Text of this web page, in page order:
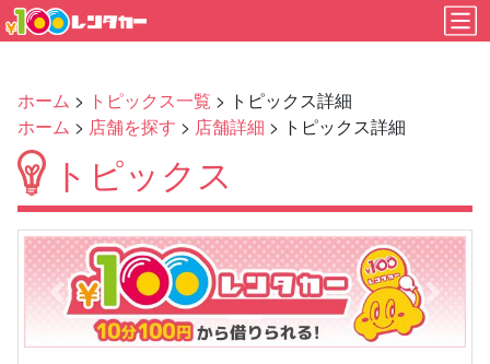
ホーム > トピックス一覧 > トピックス詳細
ホーム > 店舗を探す > 店舗詳細 > トピックス詳細
トピックス
Previous Next